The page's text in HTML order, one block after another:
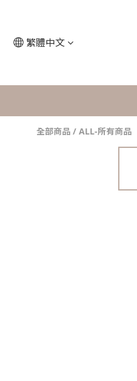
繁體中文
全部商品 / ALL-所有商品